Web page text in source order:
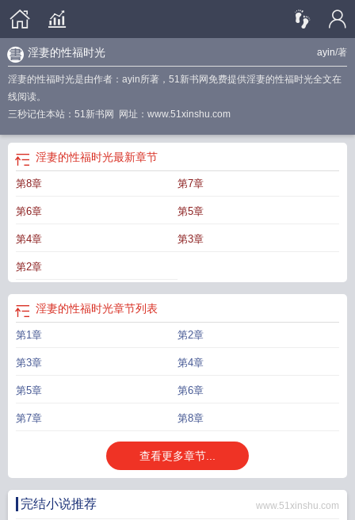
ayin/著
淫妻的性福时光
淫妻的性福时光是由作者：ayin所著，51新书网免费提供淫妻的性福时光全文在
线阅读。
三秒记住本站：51新书网 网址：www.51xinshu.com
淫妻的性福时光最新章节
第8章 第7章
第6章 第5章
第4章 第3章
第2章
淫妻的性福时光章节列表
第1章 第2章
第3章 第4章
第5章 第6章
第7章 第8章
查看更多章节...
完结小说推荐 www.51xinshu.com